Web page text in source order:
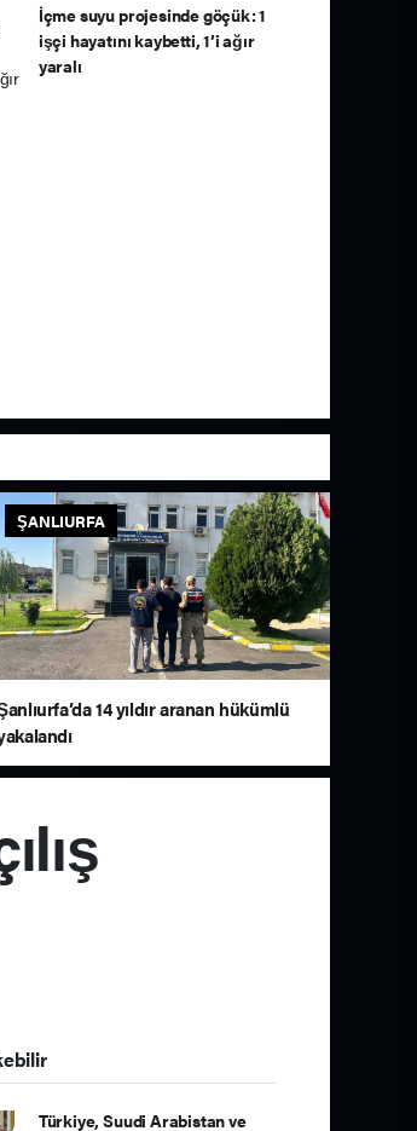
İçme suyu projesinde göçük: 1
işçi hayatını kaybetti, 1’i ağır
yaralı
ŞANLIURFA
14 yıldır aranan hükümlü
Türkiye, Suudi Arabistan ve